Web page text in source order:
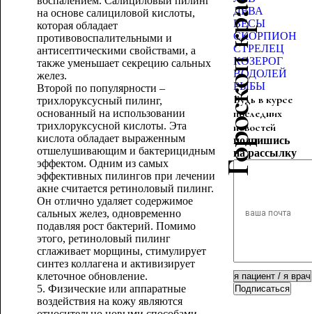
на основе салициловой кислоты,
которая обладает
противовоспалительными и
антисептическими свойствами, а
также уменьшает секрецию сальных
желез.
Второй по популярности –
трихлоруксусный пилинг,
основанный на использовании
трихлоруксусной кислоты. Эта
кислота обладает выраженным
отшелушивающим и бактерицидным
эффектом. Одним из самых
эффективных пилингов при лечении
акне считается ретиноловый пилинг.
Он отлично удаляет содержимое
сальных желез, одновременно
подавляя рост бактерий. Помимо
этого, ретиноловый пилинг
сглаживает морщины, стимулирует
синтез коллагена и активизирует
клеточное обновление.
5. Физические или аппаратные
воздействия на кожу являются
Гороскоп красоты
ДЕВА
ВЕСЫ
СКОРПИОН
СТРЕЛЕЦ
КОЗЕРОГ
ВОДОЛЕЙ
РЫБЫ
Будь в курсе
последних
новостей
подпишись
на рассылку
Подписаться